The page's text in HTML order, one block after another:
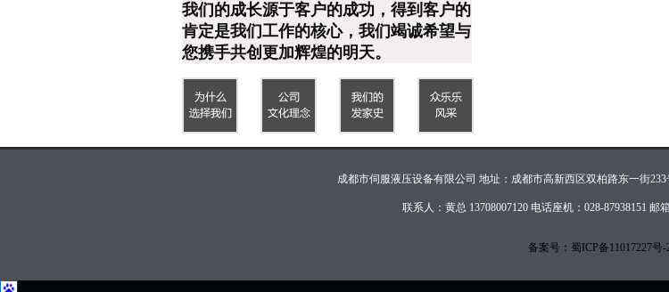
我们的成长源于客户的成功，得到客户的
肯定是我们工作的核心，我们竭诚希望与
您携手共创更加辉煌的明天。
成都市伺服液压设备有限公司 地址：成都市高新西区双柏路东一街233
联系人：黄总 13708007120 电话座机：028-87938151 邮箱
备案号： 蜀ICP备11017227号-